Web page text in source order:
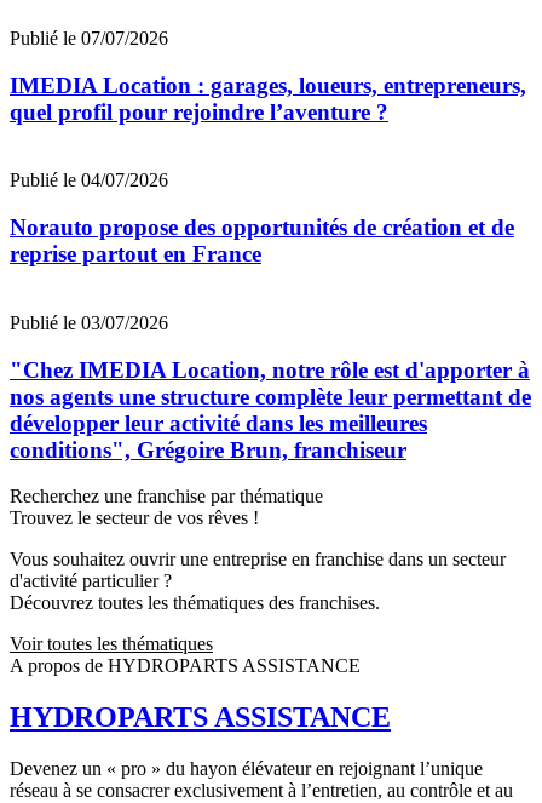
Publié le 07/07/2026
IMEDIA Location : garages, loueurs, entrepreneurs,
quel profil pour rejoindre l’aventure ?
Publié le 04/07/2026
Norauto propose des opportunités de création et de
reprise partout en France
Publié le 03/07/2026
"Chez IMEDIA Location, notre rôle est d'apporter à
nos agents une structure complète leur permettant de
développer leur activité dans les meilleures
conditions", Grégoire Brun, franchiseur
Recherchez une franchise par thématique
Trouvez le secteur de vos rêves !
Vous souhaitez ouvrir une entreprise en franchise dans un secteur
d'activité particulier ?
Découvrez toutes les thématiques des franchises.
Voir toutes les thématiques
A propos de HYDROPARTS ASSISTANCE
HYDROPARTS ASSISTANCE
Devenez un « pro » du hayon élévateur en rejoignant l’unique
réseau à se consacrer exclusivement à l’entretien, au contrôle et au